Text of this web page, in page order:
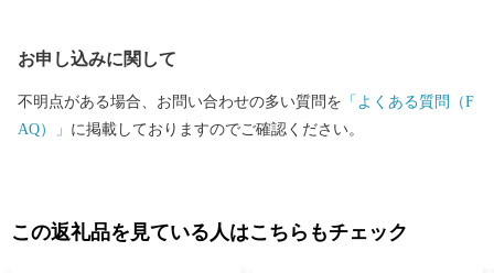
ュランガイドの一つ星を獲得し，また，２００８年の北海道洞爺
湖サミットで総料理長を務めた中村勝宏シェフ。阿久根が生ん
だ，日本が誇る食の偉人です。また，中村シェフを尊敬し，料理
生鹿が棲む海水浴場として人気の高い沖に浮かぶ無人島，阿久根
お申し込みに関して
不明点がある場合、お問い合わせの多い質問を 「よくある質問（F
AQ）」 に掲載しておりますのでご確認ください。
この返礼品を見ている人はこちらもチェック